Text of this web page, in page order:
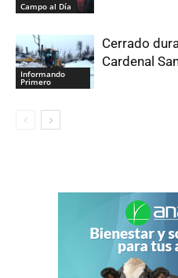
Campo al Día
Informando
Primero
Cerrado
Cardenal